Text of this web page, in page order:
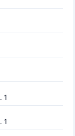
1
1